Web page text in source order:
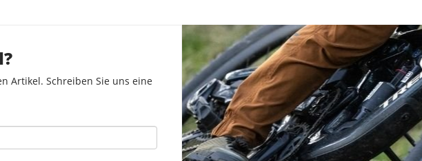
Artikel. Schreiben Sie uns eine